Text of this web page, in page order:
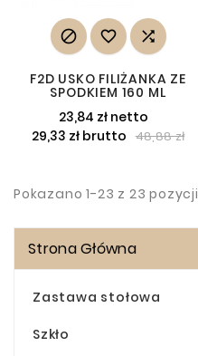
  
F2D USKO FILIŻANKA ZE
SPODKIEM 160 ML
23,84 zł netto
29,33 zł brutto 48,88 zł
Pokazano 1-23 z 23 pozycji
Strona Główna
Zastawa stołowa
Szkło